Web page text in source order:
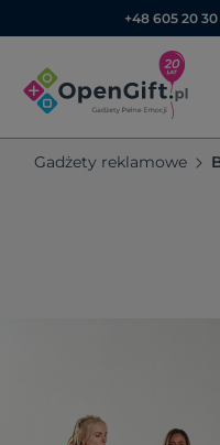
+48 605 20
Gadżety reklamowe